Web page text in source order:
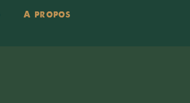
A propos